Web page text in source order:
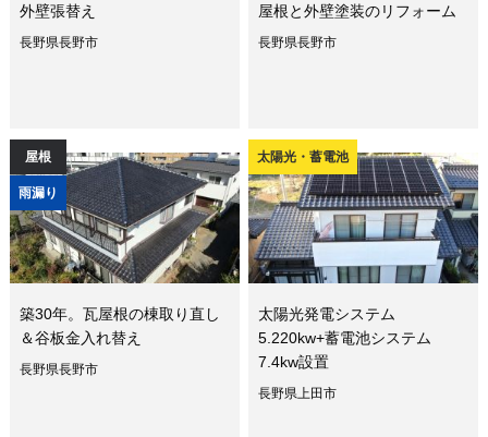
外壁張替え
長野県長野市
屋根と外壁塗装のリフォーム
長野県長野市
屋根
雨漏り
築30年。瓦屋根の棟取り直し
＆谷板金入れ替え
長野県長野市
太陽光・蓄電池
太陽光発電システム
5.220kw+蓄電池システム
7.4kw設置
長野県上田市